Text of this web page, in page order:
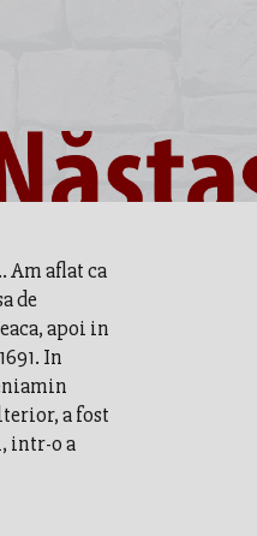
aflat ca
de
apoi in
In
a fost
intr-o a